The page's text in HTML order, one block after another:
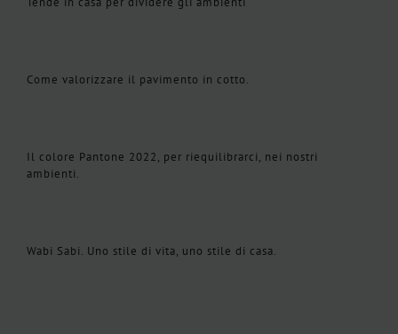
Come valorizzare il pavimento in cotto.
Il colore Pantone 2022, per riequilibrarci, nei nostri
ambienti.
Wabi Sabi. Uno stile di vita, uno stile di casa.